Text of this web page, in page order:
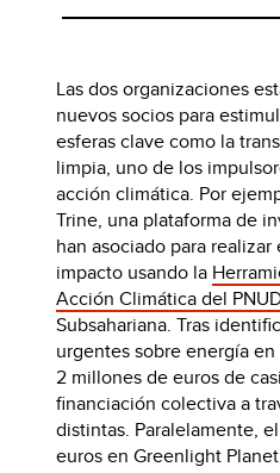
Las dos organizaciones
nuevos socios para
esferas clave como la
limpia, uno de los
acción climática. Por
Trine, una plataforma de
han asociado para
impacto usando la
Acción Climática del
Subsahariana. Tras
urgentes sobre energía
2 millones de euros de
financiación colectiva a
distintas. Paralelamente,
euros en Greenlight